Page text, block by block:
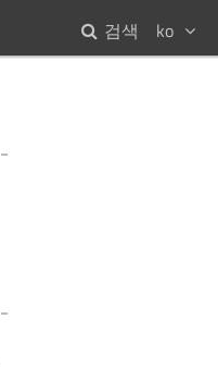
ko
검색